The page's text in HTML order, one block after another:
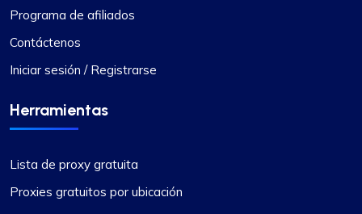
Programa de afiliados
Contáctenos
Iniciar sesión / Registrarse
Herramientas
Lista de proxy gratuita
Proxies gratuitos por ubicación